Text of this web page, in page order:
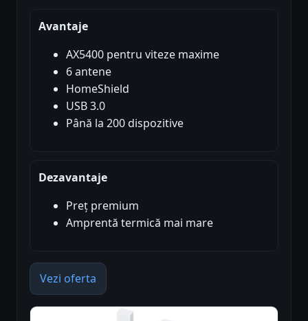
Avantaje
AX5400 pentru viteze maxime
6 antene
HomeShield
USB 3.0
Până la 200 dispozitive
Dezavantaje
Preț premium
Amprentă termică mai mare
Vezi oferta